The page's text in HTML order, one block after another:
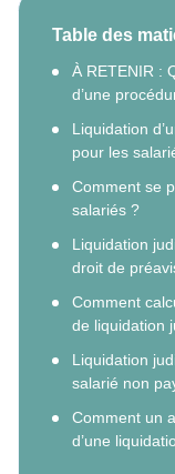
Table des
À RETENIR :
d’une
Liquidation
pour les
Comment se
salariés ?
Liquidation
droit de
Comment
de liquidation
Liquidation
salarié non
Comment un
d’une